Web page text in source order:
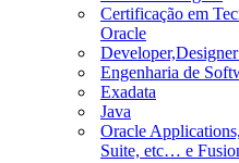
Certificação em
Oracle
Engenharia de
Exadata
Java
Oracle
Suite, etc… e